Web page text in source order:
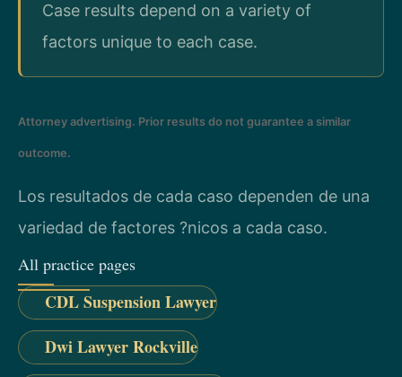
Case results depend on a variety of
factors unique to each case.
Attorney advertising. Prior results do not guarantee a similar
outcome.
Los resultados de cada caso dependen de una
variedad de factores ?nicos a cada caso.
All practice pages
CDL Suspension Lawyer
Dwi Lawyer Rockville